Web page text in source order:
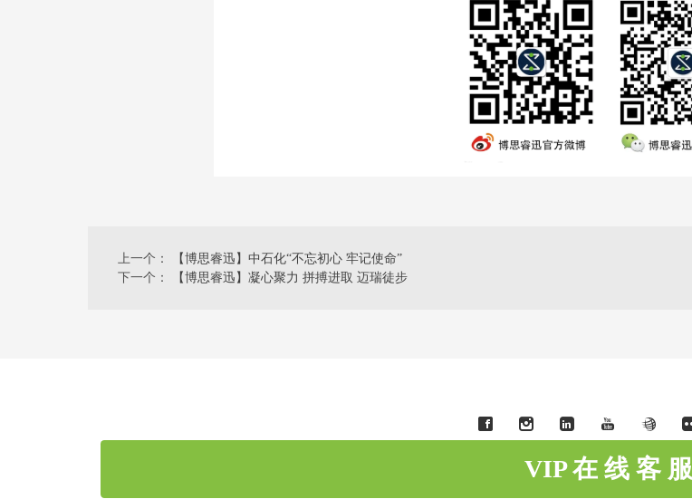
上一个：
【博思睿迅】中石化“不忘初心 牢记使命”
下一个：
【博思睿迅】凝心聚力 拼搏进取 迈瑞徒步
VIP 在 线 客 服